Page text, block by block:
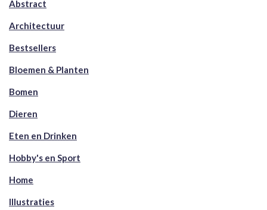
Abstract
Architectuur
Bestsellers
Bloemen & Planten
Bomen
Dieren
Eten en Drinken
Hobby's en Sport
Home
Illustraties